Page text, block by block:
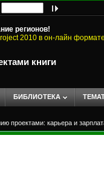
регионов!
2010 в он-лайн
книги
БИБЛИОТЕКА
проектами: карьера и